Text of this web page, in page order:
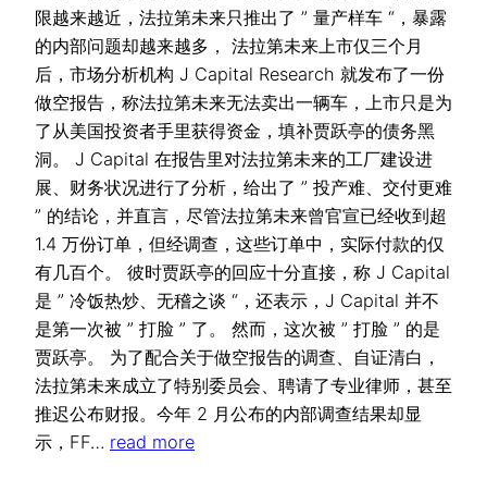
限越来越近，法拉第未来只推出了 ” 量产样车 “，暴露
的内部问题却越来越多， 法拉第未来上市仅三个月
后，市场分析机构 J Capital Research 就发布了一份
做空报告，称法拉第未来无法卖出一辆车，上市只是为
了从美国投资者手里获得资金，填补贾跃亭的债务黑
洞。 J Capital 在报告里对法拉第未来的工厂建设进
展、财务状况进行了分析，给出了 ” 投产难、交付更难
” 的结论，并直言，尽管法拉第未来曾官宣已经收到超
1.4 万份订单，但经调查，这些订单中，实际付款的仅
有几百个。 彼时贾跃亭的回应十分直接，称 J Capital
是 ” 冷饭热炒、无稽之谈 “，还表示，J Capital 并不
是第一次被 ” 打脸 ” 了。 然而，这次被 ” 打脸 ” 的是
贾跃亭。 为了配合关于做空报告的调查、自证清白，
法拉第未来成立了特别委员会、聘请了专业律师，甚至
推迟公布财报。今年 2 月公布的内部调查结果却显
示，FF… read more